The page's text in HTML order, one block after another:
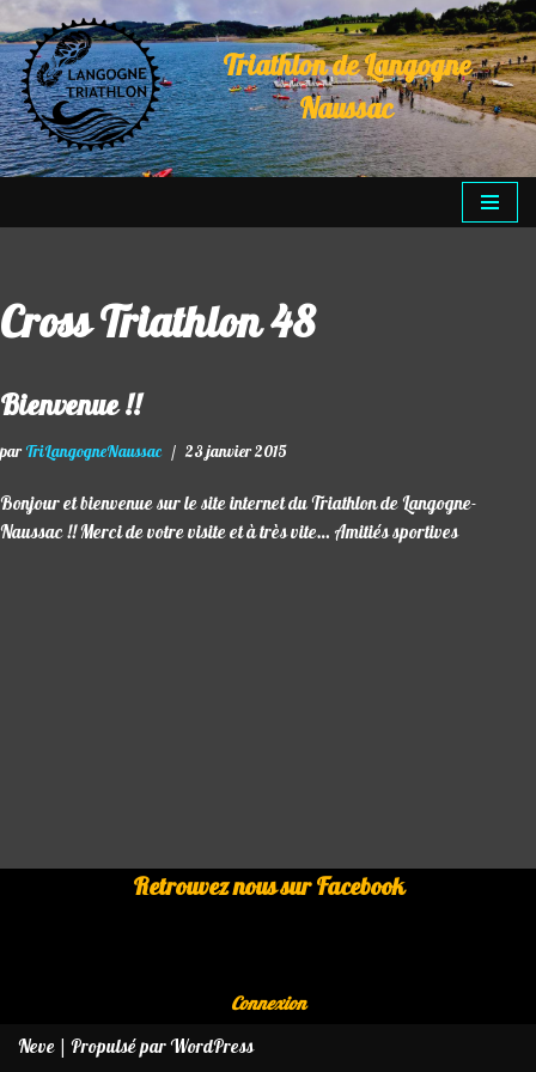
Aller
au
contenu
Triathlon de Langogne
Naussac
Cross Triathlon 48
Bienvenue !!
par TriLangogneNaussac 23 janvier 2015
Bonjour et bienvenue sur le site internet du Triathlon de Langogne-
Naussac !! Merci de votre visite et à très vite… Amitiés sportives
Retrouvez nous sur Facebook
Connexion
Neve | Propulsé parWordPress